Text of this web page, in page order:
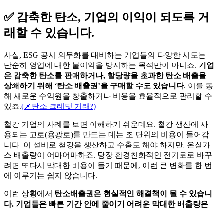
은 감축한 탄소를 판매하거나, 할당량을 초과한 탄소 배출을
상쇄하기 위해 ‘탄소 배출권’을 구매할 수도 있습니다
해 새로운 수익원을 창출하거나 비용을 효율적으로 관리할 수
철강 기업의 사례를 보면 이해하기 쉬운데요. 철강 생산에 사
용되는 고로(용광로)를 만드는 데는 조 단위의 비용이 들어갑
니다. 이 설비로 철강을 생산하고 수출도 해야 하지만, 온실가
스 배출량이 어마어마하죠. 당장 환경친화적인 전기로로 바꾸
려면 또다시 막대한 비용이 들기 때문에, 이런 큰 변화를 한 번
이런 상황에서탄소배출권은 현실적인 해결책이 될 수 있습니
다. 기업들은 빠른 기간 안에 줄이기 어려운 막대한 배출량은
산림 복원이나 농업에서의 메탄 감축 같은 외부 활동으로 상쇄
할 수 있는데요.예를 들어, 땡스카본이 베트남에서 진행한 메
탄 감축 프로젝트를 통해 몇십만 톤의 탄소를 줄였다면, 이를
니다.